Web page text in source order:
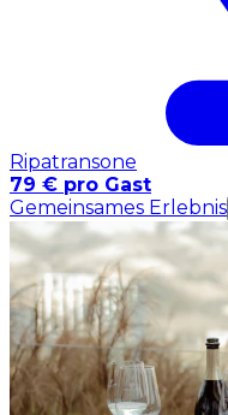
Ripatransone
79 € pro Gast
Gemeinsames Erlebnis